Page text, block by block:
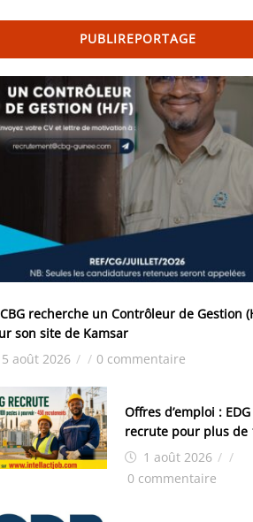
PUBLIREPORTAGE
recherche un Contrôleur de Gestion
son site de Kamsar
5 août 2026 / / 0 commentaire
Offres d’emploi : EDG
recrute pour plus de
postes1 août 2026 / /
0 commentaire